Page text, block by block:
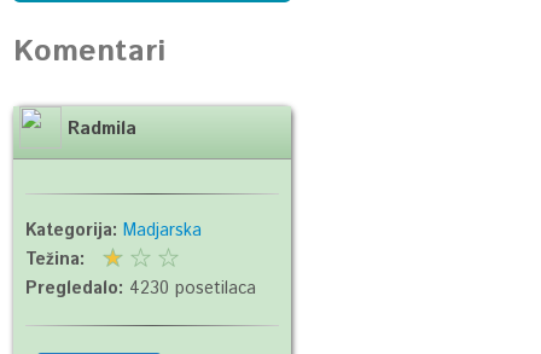
Komentari
Radmila
Kategorija:Madjarska
Težina:
Pregledalo: 4230 posetilaca